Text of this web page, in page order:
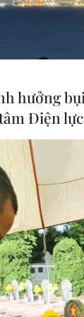
vòi cao
Tiếp
Nam bị
nước
05/08/2026
hưởng
Điện